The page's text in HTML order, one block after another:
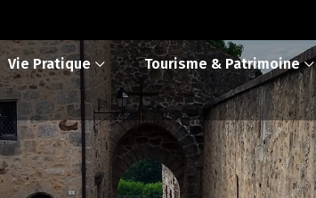
Vie Pratique Tourisme & Patrimoine